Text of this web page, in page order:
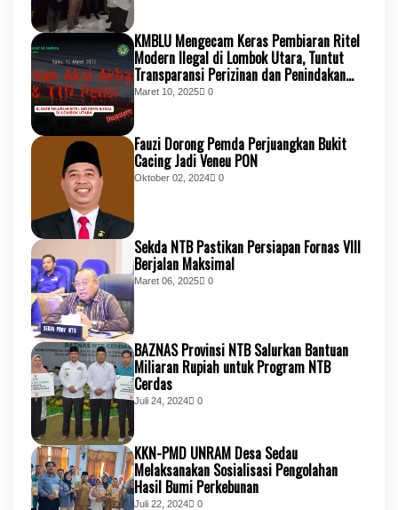
KMBLU Mengecam Keras Pembiaran Ritel
Modern Ilegal di Lombok Utara, Tuntut
Transparansi Perizinan dan Penindakan
Tegas
Maret 10, 2025 0
Fauzi Dorong Pemda Perjuangkan Bukit
Cacing Jadi Veneu PON
Oktober 02, 2024 0
Sekda NTB Pastikan Persiapan Fornas VIII
Berjalan Maksimal
Maret 06, 2025 0
BAZNAS Provinsi NTB Salurkan Bantuan
Miliaran Rupiah untuk Program NTB
Cerdas
Juli 24, 2024 0
KKN-PMD UNRAM Desa Sedau
Melaksanakan Sosialisasi Pengolahan
Hasil Bumi Perkebunan
Juli 22, 2024 0